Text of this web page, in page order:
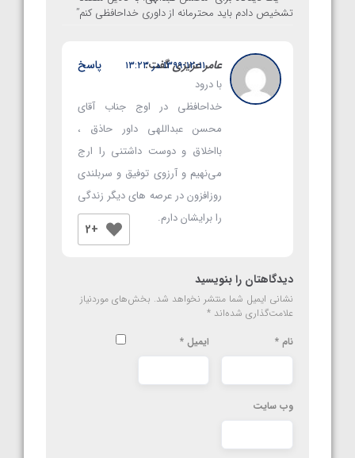
تشخیص دادم باید محترمانه از داوری خداحافظی کنم”
عامر عزیزیگفت:۱۳۹۹-۱۲-۱۱ در ۱۳:۲۳
با درود
خداحافظی در اوج جناب آقای
محسن عبداللهی داور حاذق ،
بااخلاق و دوست داشتنی را ارج
می‌نهیم و آرزوی توفیق و سربلندی
روزافزون در عرصه های دیگر زندگی
را برایشان دارم.
+2
پاسخ
دیدگاهتان را بنویسید
نشانی ایمیل شما منتشر نخواهد شد. بخش‌های موردنیاز
علامت‌گذاری شده‌اند *
نام * ایمیل *
وب‌ سایت